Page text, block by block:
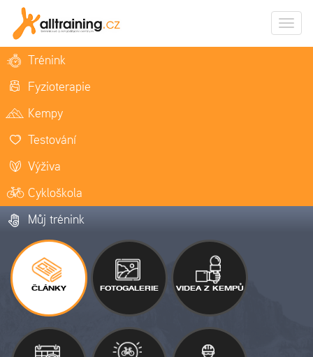
Trénink
Fyzioterapie
Kempy
Testování
Výživa
Cykloškola
Můj trénink
ČLÁNKY FOTOGALERIE VIDEA Z KEMPŮ